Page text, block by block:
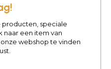
producten, speciale
naar een item van
webshop te vinden